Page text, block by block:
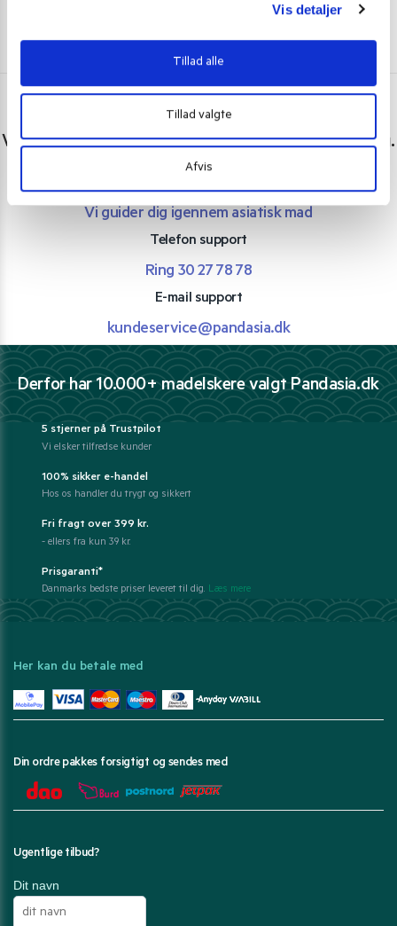
Vis detaljer
Tillad alle
Tillad valgte
Afvis
Har du spørgsmål eller brug for hjælp?
Vi er lige her. Kundeservice sidder klar til at hjælpe dig.
Vi guider dig igennem asiatisk mad
Telefon support
Ring 30 27 78 78
E-mail support
kundeservice@pandasia.dk
Derfor har 10.000+ madelskere valgt Pandasia.dk
5 stjerner på Trustpilot
Vi elsker tilfredse kunder
100% sikker e-handel
Hos os handler du trygt og sikkert
Fri fragt over 399 kr.
- ellers fra kun 39 kr.
Prisgaranti*
Danmarks bedste priser leveret til dig. Læs mere
Her kan du betale med
Din ordre pakkes forsigtigt og sendes med
Ugentlige tilbud?
Dit navn